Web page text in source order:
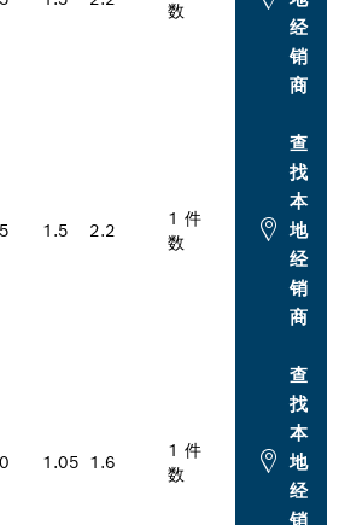
数
经
销
商
1.5 2.2
1 件
数
查
找
本
地
经
销
商
1.05 1.6
1 件
数
查
找
本
地
经
销